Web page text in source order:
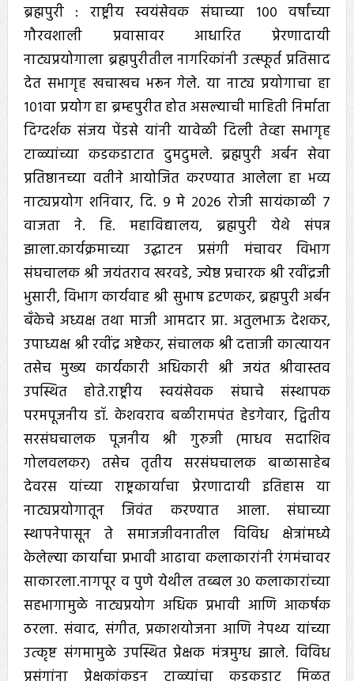
ब्रह्मपुरी : राष्ट्रीय स्वयंसेवक संघाच्या १०० वर्षांच्या
गौरवशाली प्रवासावर आधारित प्रेरणादायी
नाट्यप्रयोगाला ब्रह्मपुरीतील नागरिकांनी उत्स्फूर्त प्रतिसाद
देत सभागृह खचाखच भरून गेले. या नाट्य प्रयोगाचा हा
१०१वा प्रयोग हा ब्रम्हपुरीत होत असल्याची माहिती निर्माता
दिग्दर्शक संजय पेंडसे यांनी यावेळी दिली तेव्हा सभागृह
टाळ्यांच्या कडकडाटात दुमदुमले. ब्रह्मपुरी अर्बन सेवा
प्रतिष्ठानच्या वतीने आयोजित करण्यात आलेला हा भव्य
नाट्यप्रयोग शनिवार, दि. ९ मे २०२६ रोजी सायंकाळी ७
वाजता ने. हि. महाविद्यालय, ब्रह्मपुरी येथे संपन्न
झाला.कार्यक्रमाच्या उद्घाटन प्रसंगी मंचावर विभाग
संघचालक श्री जयंतराव खरवडे, ज्येष्ठ प्रचारक श्री रवींद्रजी
भुसारी, विभाग कार्यवाह श्री सुभाष इटणकर, ब्रह्मपुरी अर्बन
बँकेचे अध्यक्ष तथा माजी आमदार प्रा. अतुलभाऊ देशकर,
उपाध्यक्ष श्री रवींद्र अष्टेकर, संचालक श्री दत्ताजी कात्यायन
तसेच मुख्य कार्यकारी अधिकारी श्री जयंत श्रीवास्तव
उपस्थित होते.राष्ट्रीय स्वयंसेवक संघाचे संस्थापक
परमपूजनीय डॉ. केशवराव बळीरामपंत हेडगेवार, द्वितीय
सरसंघचालक पूजनीय श्री गुरुजी (माधव सदाशिव
गोलवलकर) तसेच तृतीय सरसंघचालक बाळासाहेब
देवरस यांच्या राष्ट्रकार्याचा प्रेरणादायी इतिहास या
नाट्यप्रयोगातून जिवंत करण्यात आला. संघाच्या
स्थापनेपासून ते समाजजीवनातील विविध क्षेत्रांमध्ये
केलेल्या कार्याचा प्रभावी आढावा कलाकारांनी रंगमंचावर
साकारला.नागपूर व पुणे येथील तब्बल ३० कलाकारांच्या
सहभागामुळे नाट्यप्रयोग अधिक प्रभावी आणि आकर्षक
ठरला. संवाद, संगीत, प्रकाशयोजना आणि नेपथ्य यांच्या
उत्कृष्ट संगमामुळे उपस्थित प्रेक्षक मंत्रमुग्ध झाले. विविध